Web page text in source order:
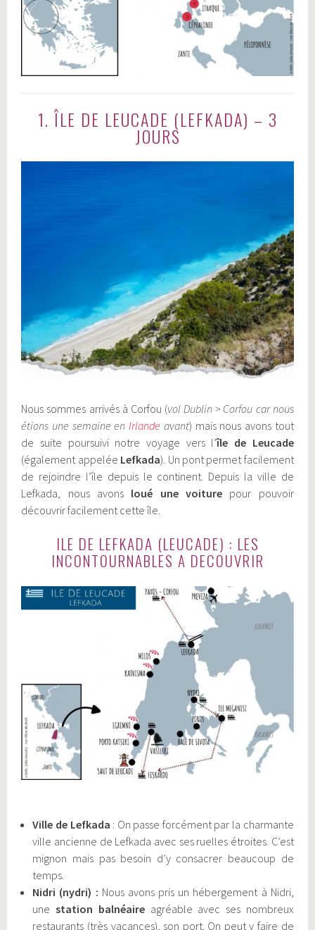
1. ÎLE DE LEUCADE (LEFKADA) – 3
JOURS
Nous sommes arrivés à Corfou (vol Dublin > Corfou car nous
étions une semaine enIrlande avant) mais nous avons tout
de suite poursuivi notre voyage vers l’île de Leucade
(également appelée Lefkada). Un pont permet facilement
de rejoindre l’île depuis le continent. Depuis la ville de
Lefkada, nous avons loué une voiture pour pouvoir
découvrir facilement cette île.
ILE DE LEFKADA (LEUCADE) : LES
INCONTOURNABLES A DECOUVRIR
Ville de Lefkada : On passe forcément par la charmante
ville ancienne de Lefkada avec ses ruelles étroites. C’est
mignon mais pas besoin d’y consacrer beaucoup de
temps.
Nidri (nydri) : Nous avons pris un hébergement à Nidri,
unestation balnéaireagréable avec ses nombreux
restaurants (très vacances), son port. On peut y faire de